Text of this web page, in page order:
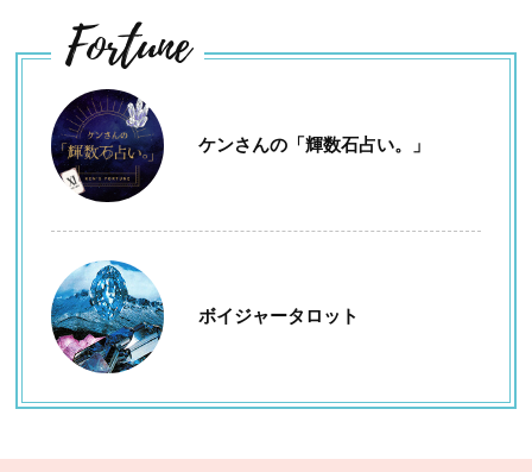
Fortune
ケンさんの「輝数石占い。」
ボイジャータロット